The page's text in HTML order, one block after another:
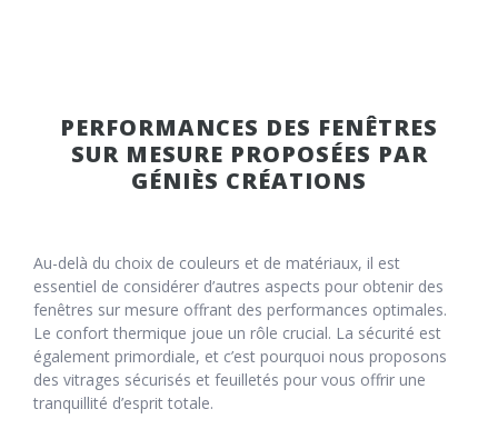
PERFORMANCES DES FENÊTRES
SUR MESURE PROPOSÉES PAR
GÉNIÈS CRÉATIONS
Au-delà du choix de couleurs et de matériaux, il est
essentiel de considérer d’autres aspects pour obtenir des
fenêtres sur mesure offrant des performances optimales.
Le confort thermique joue un rôle crucial. La sécurité est
également primordiale, et c’est pourquoi nous proposons
des vitrages sécurisés et feuilletés pour vous offrir une
tranquillité d’esprit totale.